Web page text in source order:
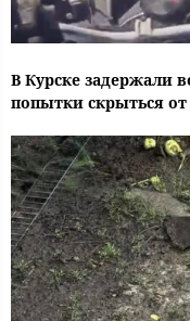
В Курске задержали
попытки скрыться